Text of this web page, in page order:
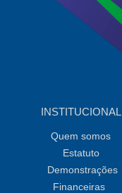
INSTITUCIONAL
Quem somos
Estatuto
Demonstrações
Financeiras